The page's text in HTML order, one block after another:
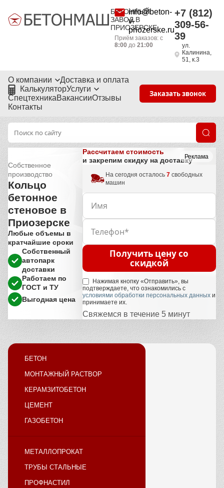
БЕТОННЫЙ
ЗАВОД В
ПРИОЗЕРСКЕ
info@beton-
v-
priozerske.ru
Приём заказов: с
8:00 до 21:00
+7 (812)
309-56-
39
ул.
Калинина,
51, к.3
О компании
Доставка и оплата
КалькуляторУслуги
СпецтехникаВакансииОтзывы
Контакты
Заказать звонок
Реклама
Собственное
производство
Кольцо
бетонное
стеновое в
Приозерске
Любые объемы в
кратчайшие сроки
Собственный
автопарк
доставки
Работаем по
ГОСТ и ТУ
Выгодная цена
Рассчитаем стоимость
и закрепим скидку на доставку
На сегодня осталось 7свободных
машин
Получить цену со
скидкой
Нажимая кнопку «Отправить», вы
подтверждаете, что ознакомились с
условиями обработки персональных данныхи
принимаете их.
Свяжемся в течение 5 минут
БЕТОН
МОНТАЖНЫЙ РАСТВОР
КЕРАМЗИТОБЕТОН
ЦЕМЕНТ
ГАЗОБЕТОН
МЕТАЛЛОПРОКАТ
ТРУБЫ СТАЛЬНЫЕ
ПРОФНАСТИЛ